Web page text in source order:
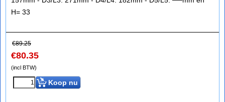
H= 33
€89.25
€80.35
(incl BTW)
Koop nu